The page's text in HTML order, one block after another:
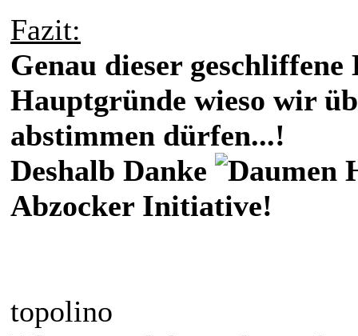
Fazit:
Genau dieser
Hauptgründe wieso wir
abstimmen dürfen...!
Deshalb Danke
Abzocker Initiative!
topolino